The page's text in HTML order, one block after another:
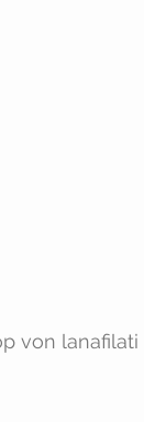
von lanafilati